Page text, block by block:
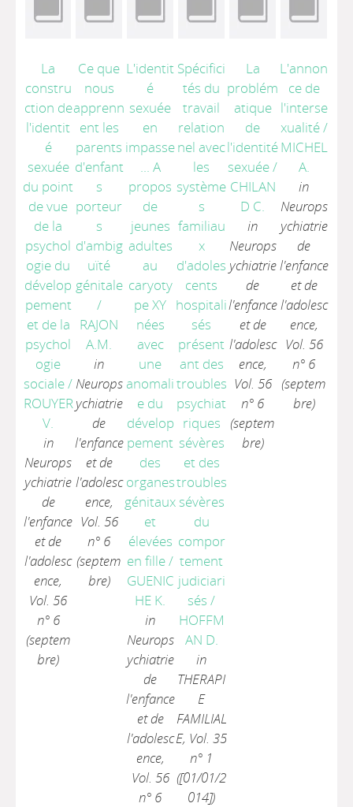
La
constru
ction de
l'identit
é
sexuée
du point
de vue
de la
psychol
ogie du
dévelop
pement
et de la
psychol
ogie
sociale/
ROUYER
V.
in
Neurops
ychiatrie
de
l'enfance
et de
l'adolesc
ence,
Vol. 56
n° 6
(septem
bre)
Ce que
nous
apprenn
ent les
parents
d'enfant
s
porteur
s
d'ambig
uïté
génitale
/
RAJON
A.M.
in
Neurops
ychiatrie
de
l'enfance
et de
l'adolesc
ence,
Vol. 56
n° 6
(septem
bre)
L'identit
é
sexuée
en
impasse
... A
propos
de
jeunes
adultes
au
caryoty
pe XY
nées
avec
une
anomali
e du
dévelop
pement
des
organes
génitaux
et
élevées
en fille/
GUENIC
HE K.
in
Neurops
ychiatrie
de
l'enfance
et de
l'adolesc
ence,
Vol. 56
n° 6
Spécifici
tés du
travail
relation
nel avec
les
système
s
familiau
x
d'adoles
cents
hospitali
sés
présent
ant des
troubles
psychiat
riques
sévères
et des
troubles
sévères
du
compor
tement
judiciari
sés /
HOFFM
AN D.
in
THERAPI
E
FAMILIAL
E, Vol. 35
n° 1
([01/01/2
014])
La
problém
atique
de
l'identité
sexuée/
CHILAN
D C.
in
Neurops
ychiatrie
de
l'enfance
et de
l'adolesc
ence,
Vol. 56
n° 6
(septem
bre)
L'annon
ce de
l'interse
xualité/
MICHEL
A.
in
Neurops
ychiatrie
de
l'enfance
et de
l'adolesc
ence,
Vol. 56
n° 6
(septem
bre)